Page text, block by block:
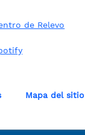
de Relevo
Mapa del sitio